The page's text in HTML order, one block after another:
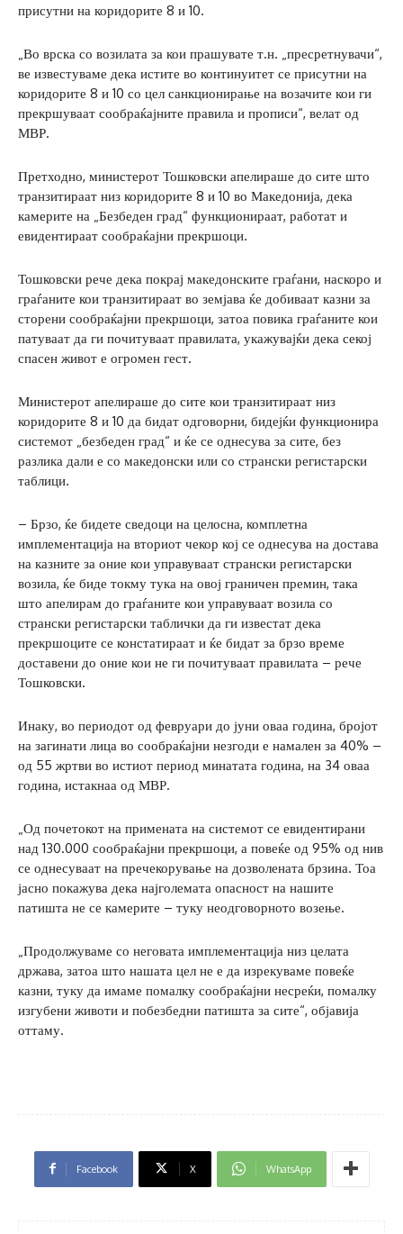
присутни на коридорите 8 и 10.
„Во врска со возилата за кои прашувате т.н. „пресретнувачи“,
ве известуваме дека истите во континуитет се присутни на
коридорите 8 и 10 со цел санкционирање на возачите кои ги
прекршуваат сообраќајните правила и прописи“, велат од
МВР.
Претходно, министерот Тошковски апелираше до сите што
транзитираат низ коридорите 8 и 10 во Македонија, дека
камерите на „Безбеден град“ функционираат, работат и
евидентираат сообраќајни прекршоци.
Тошковски рече дека покрај македонските граѓани, наскоро и
граѓаните кои транзитираат во земјава ќе добиваат казни за
сторени сообраќајни прекршоци, затоа повика граѓаните кои
патуваат да ги почитуваат правилата, укажувајќи дека секој
спасен живот е огромен гест.
Министерот апелираше до сите кои транзитираат низ
коридорите 8 и 10 да бидат одговорни, бидејќи функционира
системот „безбеден град“ и ќе се однесува за сите, без
разлика дали е со македонски или со странски регистарски
таблици.
– Брзо, ќе бидете сведоци на целосна, комплетна
имплементација на вториот чекор кој се однесува на достава
на казните за оние кои управуваат странски регистарски
возила, ќе биде токму тука на овој граничен премин, така
што апелирам до граѓаните кои управуваат возила со
странски регистарски таблички да ги известат дека
прекршоците се констатираат и ќе бидат за брзо време
доставени до оние кои не ги почитуваат правилата – рече
Тошковски.
Инаку, во периодот од февруари до јуни оваа година, бројот
на загинати лица во сообраќајни незгоди е намален за 40% –
од 55 жртви во истиот период минатата година, на 34 оваа
година, истакнаа од МВР.
„Од почетокот на примената на системот се евидентирани
над 130.000 сообраќајни прекршоци, а повеќе од 95% од нив
се однесуваат на пречекорување на дозволената брзина. Тоа
јасно покажува дека најголемата опасност на нашите
патишта не се камерите – туку неодговорното возење.
„Продолжуваме со неговата имплементација низ целата
држава, затоа што нашата цел не е да изрекуваме повеќе
казни, туку да имаме помалку сообраќајни несреќи, помалку
изгубени животи и побезбедни патишта за сите“, објавија
оттаму.
Facebook X WhatsApp